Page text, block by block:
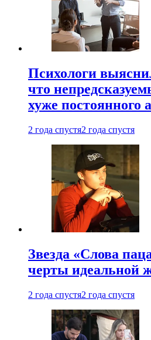
Психологи
что
хуже постоянного
2 года спустя2 года спустя
Звезда «Слова
черты идеальной
2 года спустя2 года спустя